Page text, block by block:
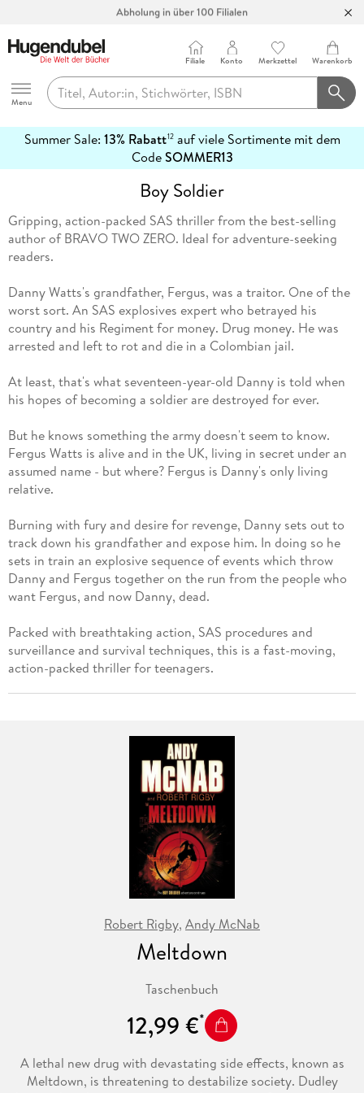
Abholung in über 100 Filialen
Hugendubel
Menu
Filiale Konto Merkzettel Warenkorb
Summer Sale: 13% Rabatt12auf viele Sortimente mit dem
CodeSOMMER13
erfahren
Boy Soldier
Gripping, action-packed SAS thriller from the best-selling
author of BRAVO TWO ZERO. Ideal for adventure-seeking
readers.
Danny Watts's grandfather, Fergus, was a traitor. One of the
worst sort. An SAS explosives expert who betrayed his
country and his Regiment for money. Drug money. He was
arrested and left to rot and die in a Colombian jail.
At least, that's what seventeen-year-old Danny is told when
his hopes of becoming a soldier are destroyed for ever.
But he knows something the army doesn't seem to know.
Fergus Watts is alive and in the UK, living in secret under an
assumed name - but where? Fergus is Danny's only living
relative.
Burning with fury and desire for revenge, Danny sets out to
track down his grandfather and expose him. In doing so he
sets in train an explosive sequence of events which throw
Danny and Fergus together on the run from the people who
want Fergus, and now Danny, dead.
Packed with breathtaking action, SAS procedures and
surveillance and survival techniques, this is a fast-moving,
action-packed thriller for teenagers.
Robert Rigby, Andy McNab
Meltdown
Taschenbuch
12,99 €
A lethal new drug with devastating side effects, known as
Meltdown, is threatening to destabilize society. Dudley